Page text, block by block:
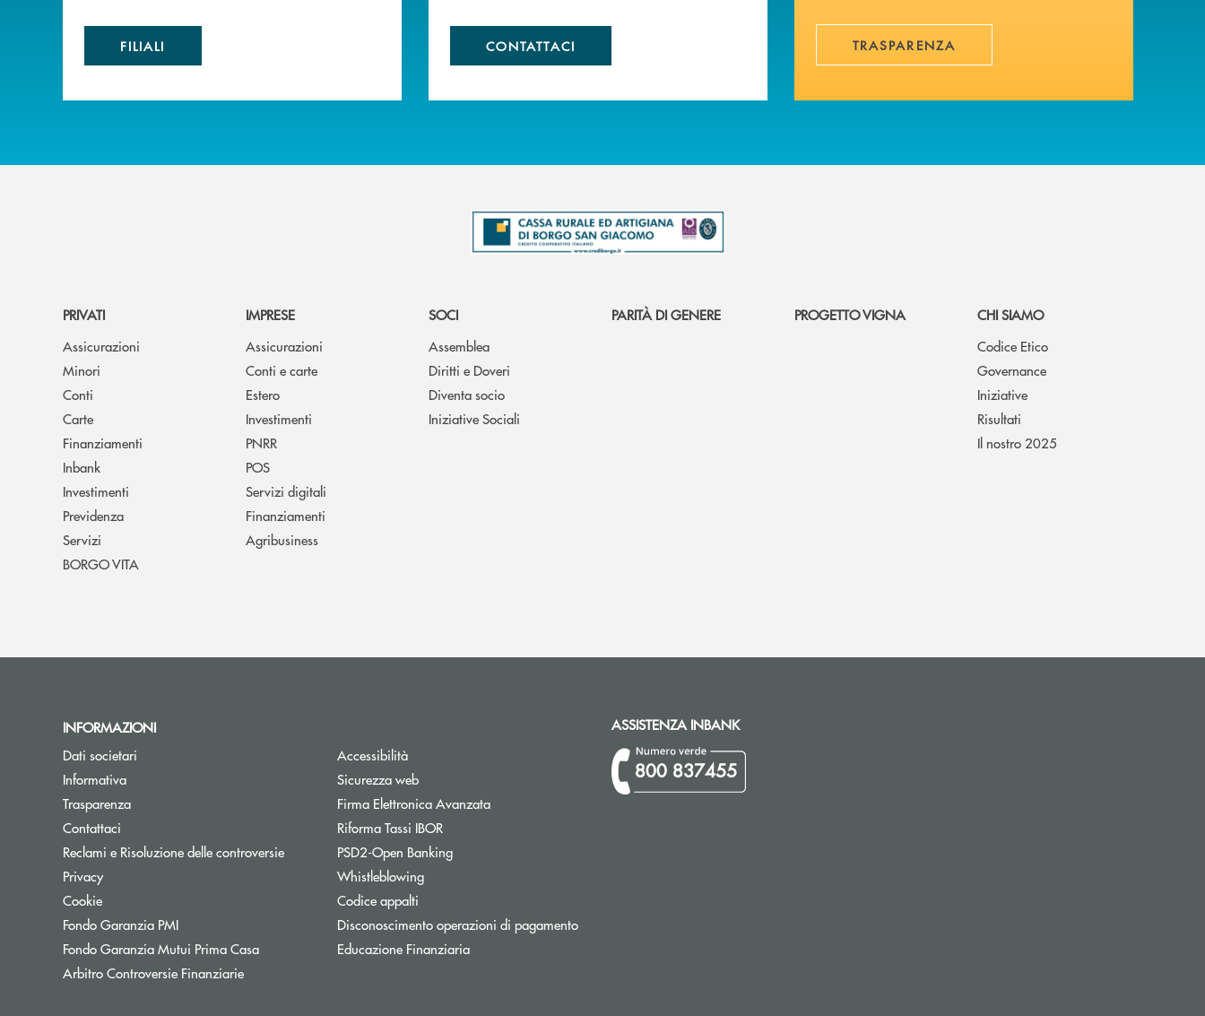
FILIALI CONTATTACI TRASPARENZA
PRIVATI
Assicurazioni
Minori
Conti
Carte
Finanziamenti
Inbank
Investimenti
Previdenza
Servizi
BORGO VITA
IMPRESE
Assicurazioni
Conti e carte
Estero
Investimenti
PNRR
POS
Servizi digitali
Finanziamenti
Agribusiness
SOCI
Assemblea
Diritti e Doveri
Diventa socio
Iniziative Sociali
PARITÀ DI GENERE PROGETTO VIGNA
CHI SIAMO
Codice Etico
Governance
Iniziative
Risultati
Il nostro 2025
INFORMAZIONI
Dati societari
Informativa
Trasparenza
Contattaci
Reclami e Risoluzione delle controversie
Privacy
Cookie
Fondo Garanzia PMIApre una nuova finestra
Fondo Garanzia Mutui Prima CasaApre una nuova finestra
Arbitro Controversie FinanziarieApre una nuova finestra
Accessibilità
Sicurezza web
Firma Elettronica Avanzata
Riforma Tassi IBORApre una nuova finestra
PSD2-Open BankingApre una nuova finestra
Whistleblowing
Codice appalti
Disconoscimento operazioni di pagamento
Educazione Finanziaria
ASSISTENZA INBANK
800 837455